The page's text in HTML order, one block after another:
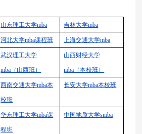
山东理工大学mba 吉林大学mba
河北大学mba课程班 上海交通大学mba
武汉理工大学
mba （山西班）
山西财经大学
mba （本校班）
西南交通大学mba本
校班
长安大学mba本校班
华东理工大学mba课
程班
中国地质大学smba